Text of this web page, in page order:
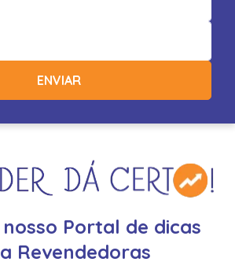
ENVIAR
Portal de dicas
Revendedoras